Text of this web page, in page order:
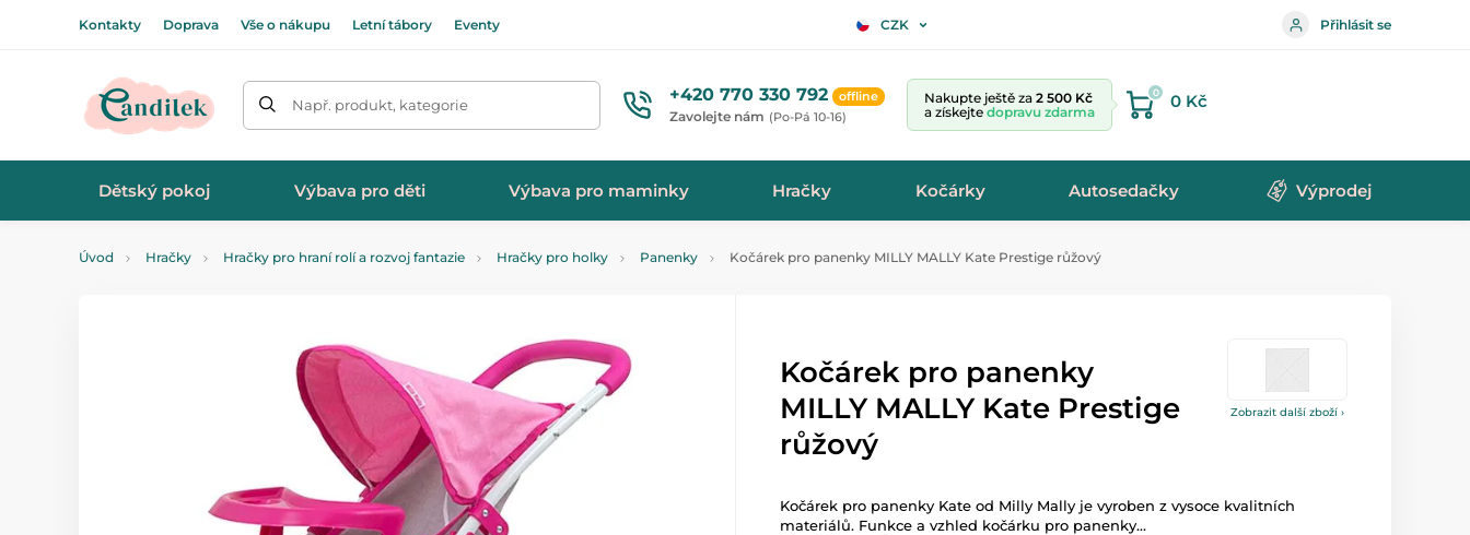
Kontakty Doprava Vše o nákupu Letní tábory Eventy CZK Přihlásit se
Např. produkt, kategorie +420 770 330 792 offline
Zavolejte nám (Po-Pá 10-16)
Nakupte ještě za 2 500 Kč
a získejte dopravu zdarma
0 0 Kč
Dětský pokoj Výbava pro děti Výbava pro maminky Hračky Kočárky Autosedačky Výprodej
Úvod Hračky Hračky pro hraní rolí a rozvoj fantazie Hračky pro holky Panenky Kočárek pro panenky MILLY MALLY Kate Prestige růžový
Zobrazit další zboží ›
Kočárek pro panenky
MILLY MALLY Kate Prestige
růžový
Kočárek pro panenky Kate od Milly Mally je vyroben z vysoce kvalitních
materiálů. Funkce a vzhled kočárku pro panenky...